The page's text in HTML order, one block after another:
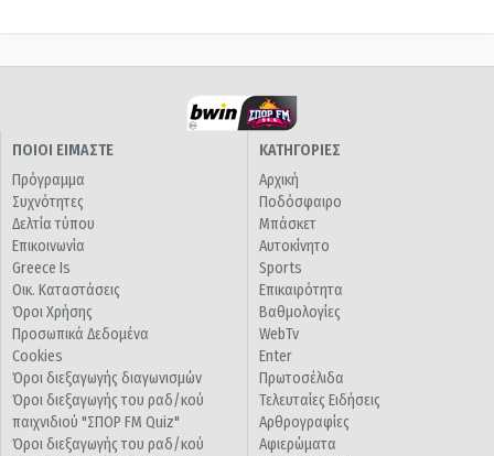
ΠΟΙΟΙ ΕΙΜΑΣΤΕ
Πρόγραμμα
Συχνότητες
Δελτία τύπου
Επικοινωνία
Greece Is
Οικ. Καταστάσεις
Όροι Χρήσης
Προσωπικά Δεδομένα
Cookies
Όροι διεξαγωγής διαγωνισμών
Όροι διεξαγωγής του ραδ/κού
παιχνιδιού "ΣΠΟΡ FM Quiz"
Όροι διεξαγωγής του ραδ/κού
ΚΑΤΗΓΟΡΙΕΣ
Αρχική
Ποδόσφαιρο
Μπάσκετ
Αυτοκίνητο
Sports
Επικαιρότητα
Βαθμολογίες
WebTv
Enter
Πρωτοσέλιδα
Τελευταίες Ειδήσεις
Αρθρογραφίες
Αφιερώματα